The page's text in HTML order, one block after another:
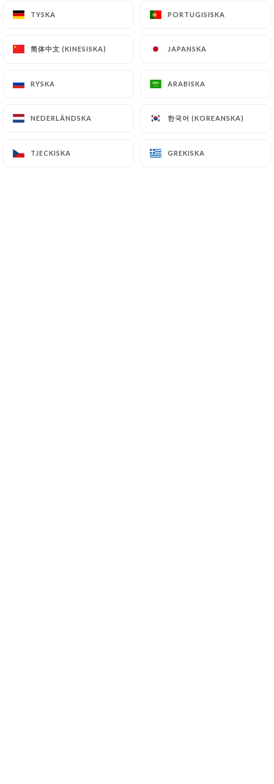
TYSKA PORTUGISISKA
简体中文 (KINESISKA) JAPANSKA
RYSKA ARABISKA
NEDERLÄNDSKA 한국어 (KOREANSKA)
TJECKISKA GREKISKA
TYSKA PORTUGISISKA
简体中文 (KINESISKA) JAPANSKA
RYSKA ARABISKA
NEDERLÄNDSKA 한국어 (KOREANSKA)
TJECKISKA GREKISKA